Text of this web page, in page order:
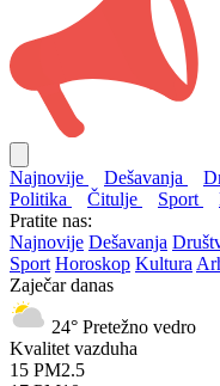
Najnovije Dešavanja
Politika
Čitulje Sport
Pratite nas:
Najnovije Dešavanja
Sport Horoskop Kultura
Zaječar danas
24° Pretežno vedro
Kvalitet vazduha
15 PM2.5